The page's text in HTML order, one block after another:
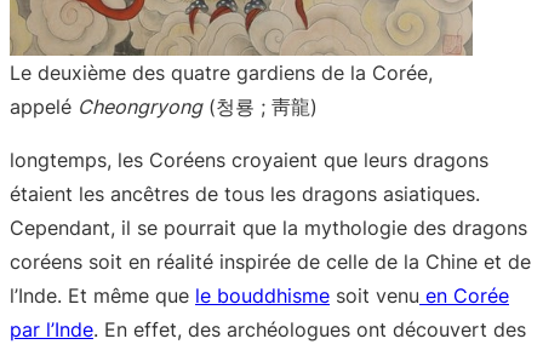
Le deuxième des quatre gardiens de la Corée,
appelé Cheongryong(청룡 ; 靑龍)
longtemps, les Coréens croyaient que leurs dragons
étaient les ancêtres de tous les dragons asiatiques.
Cependant, il se pourrait que la mythologie des dragons
coréens soit en réalité inspirée de celle de la Chine et de
l’Inde. Et même que le bouddhisme soit venu en Corée
par l’Inde. En effet, des archéologues ont découvert des